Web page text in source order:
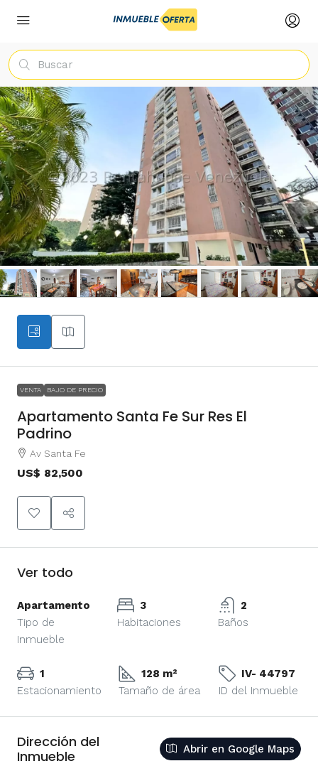
VENTA BAJO DE PRECIO
Apartamento Santa Fe Sur Res El
Padrino
Av Santa Fe
US$ 82,500
Ver todo
Apartamento
Tipo de
Inmueble
3
Habitaciones
2
Baños
1
Estacionamiento
128 m²
Tamaño de área
IV- 44797
ID del Inmueble
Dirección del
Inmueble
Abrir en Google Maps